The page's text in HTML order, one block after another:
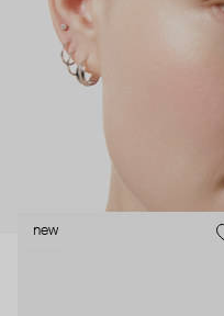
украшения легко
Украшения AURIS – для
делает это интеллигентно
new